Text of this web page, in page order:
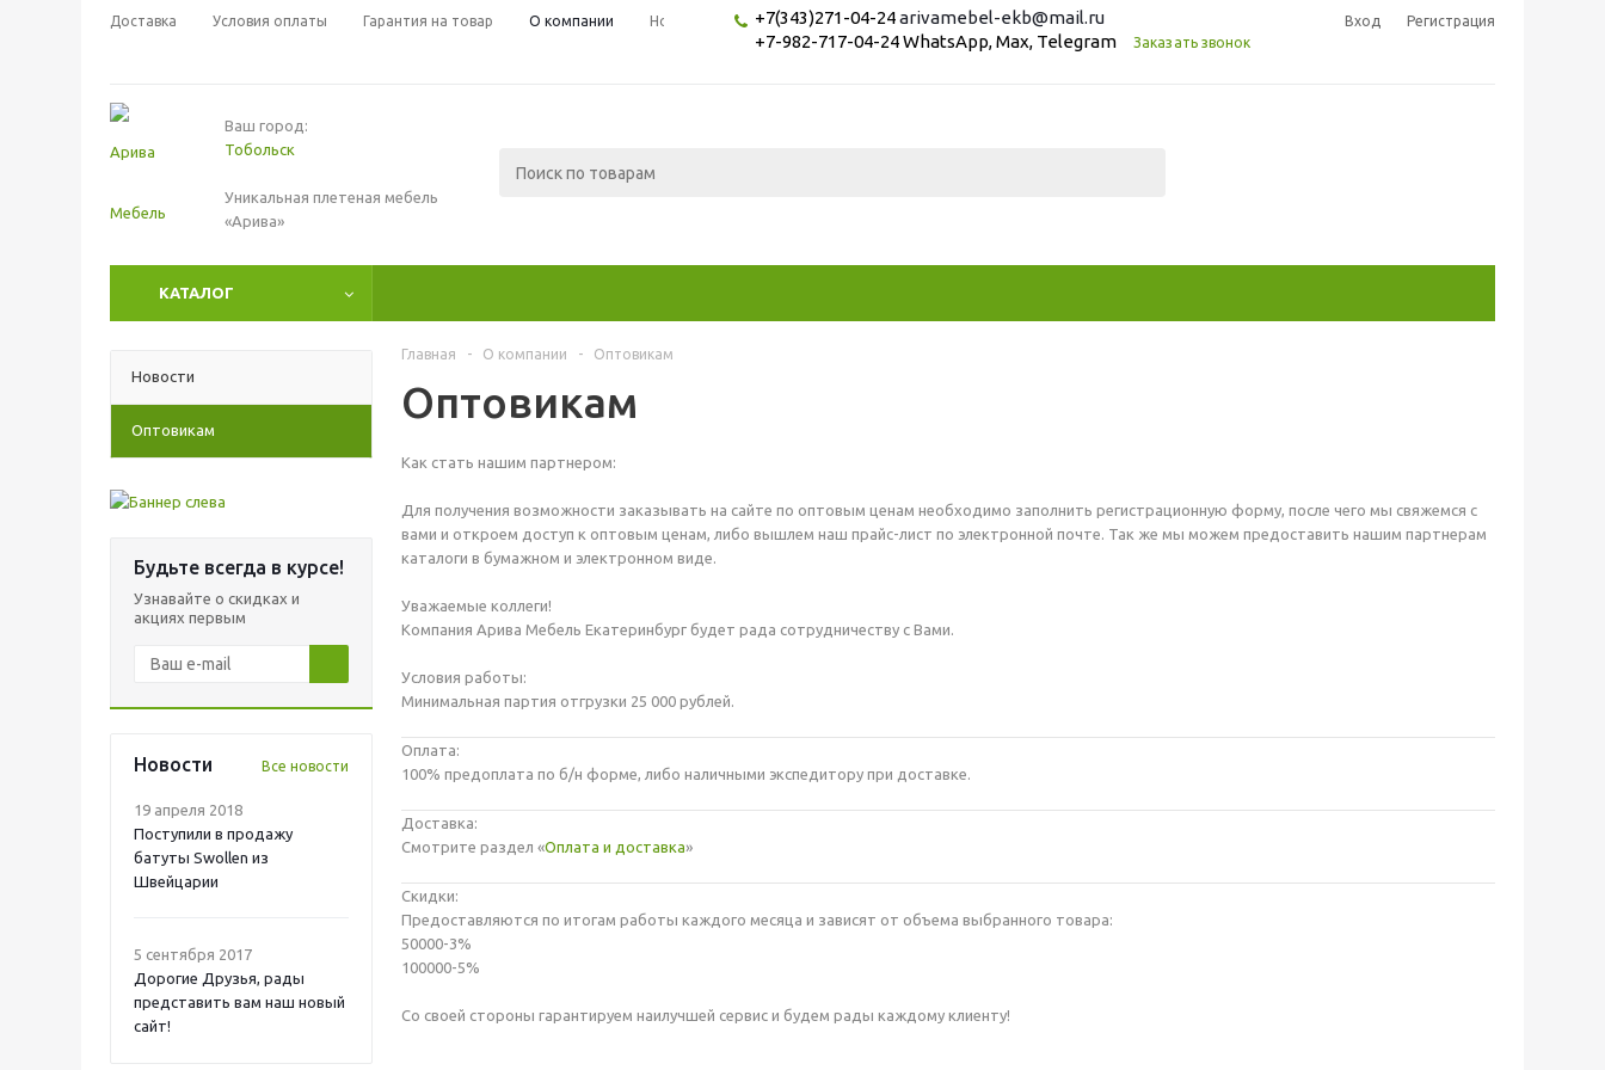
Доставка Условия оплаты Гарантия на товар О компании Новости Вопрос-ответ
+7(343)271-04-24arivamebel-ekb@mail.ru
+7-982-717-04-24 WhatsApp, Max, Telegram
Заказать звонок
Вход Регистрация
Ваш город:
Тобольск
Уникальная плетеная мебель
«Арива»
КАТАЛОГ
Новости
Оптовикам
Будьте всегда в курсе!
Узнавайте о скидках и
акциях первым
Новости Все новости
19 апреля 2018
Поступили в продажу
батуты Swollen из
Швейцарии
5 сентября 2017
Дорогие Друзья, рады
представить вам наш новый
сайт!
Главная - О компании - Оптовикам
Оптовикам
Как стать нашим партнером:
Для получения возможности заказывать на сайте по оптовым ценам необходимо заполнить регистрационную форму, после чего мы свяжемся с
вами и откроем доступ к оптовым ценам, либо вышлем наш прайс-лист по электронной почте. Так же мы можем предоставить нашим партнерам
каталоги в бумажном и электронном виде.
Уважаемые коллеги!
Компания Арива Мебель Екатеринбург будет рада сотрудничеству с Вами.
Условия работы:
Минимальная партия отгрузки 25 000 рублей.
Оплата:
100% предоплата по б/н форме, либо наличными экспедитору при доставке.
Доставка:
Смотрите раздел «Оплата и доставка»
Скидки:
Предоставляются по итогам работы каждого месяца и зависят от объема выбранного товара:
50000-3%
100000-5%
Со своей стороны гарантируем наилучшей сервис и будем рады каждому клиенту!